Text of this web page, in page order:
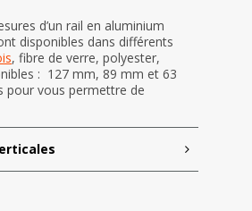
d’un rail en aluminium
disponibles dans différents
, fibre de verre, polyester,
: 127 mm, 89 mm et 63
pour vous permettre de